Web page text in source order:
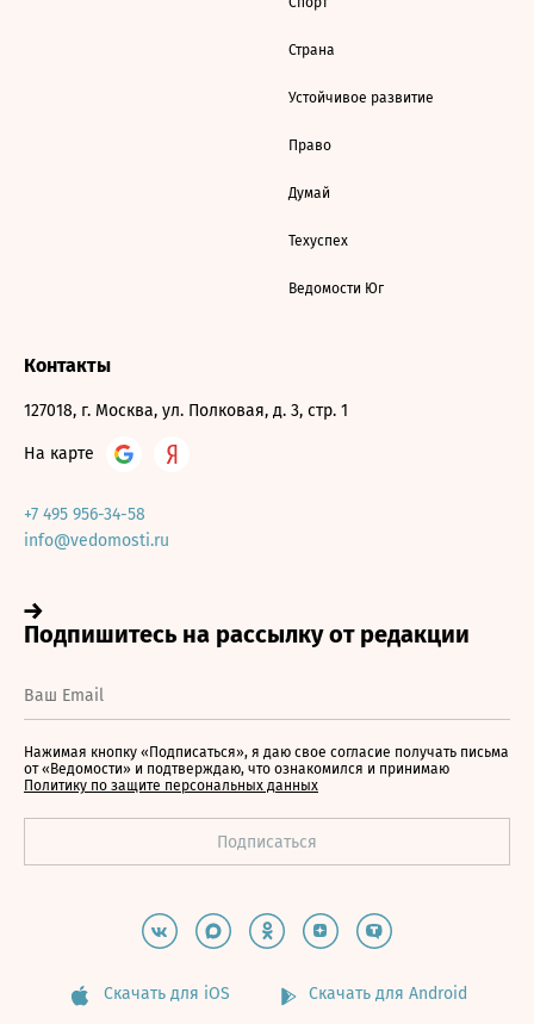
Страна
Устойчивое развитие
Право
Думай
Техуспех
Ведомости Юг
Контакты
127018, г. Москва, ул. Полковая, д. 3, стр. 1
На карте
+7 495 956-34-58
info@vedomosti.ru
Нажимая кнопку «Подписаться», я даю свое согласие получать письма
от «Ведомости» и подтверждаю, что ознакомился и принимаю
Политику по защите персональных данных
Скачать для iOS Скачать для Android